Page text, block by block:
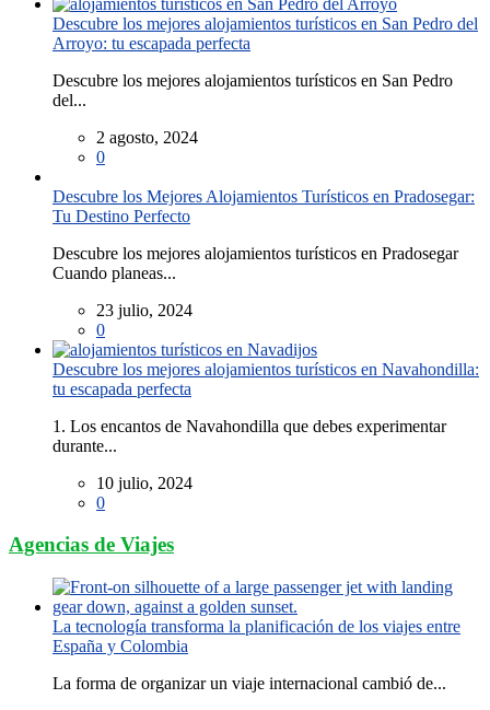
Descubre los mejores alojamientos turísticos en San Pedro del
Arroyo: tu escapada perfecta
Descubre los mejores alojamientos turísticos en San Pedro
del...
2 agosto, 2024
0
Descubre los Mejores Alojamientos Turísticos en Pradosegar:
Tu Destino Perfecto
Descubre los mejores alojamientos turísticos en Pradosegar
Cuando planeas...
23 julio, 2024
0
Descubre los mejores alojamientos turísticos en Navahondilla:
tu escapada perfecta
1. Los encantos de Navahondilla que debes experimentar
durante...
10 julio, 2024
0
Agencias de Viajes
La tecnología transforma la planificación de los viajes entre
España y Colombia
La forma de organizar un viaje internacional cambió de...